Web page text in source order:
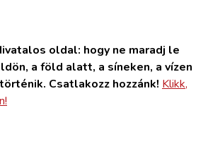
oldal: hogy ne maradj le
a föld alatt, a síneken, a vízen
Csatlakozz hozzánk! Klikk,